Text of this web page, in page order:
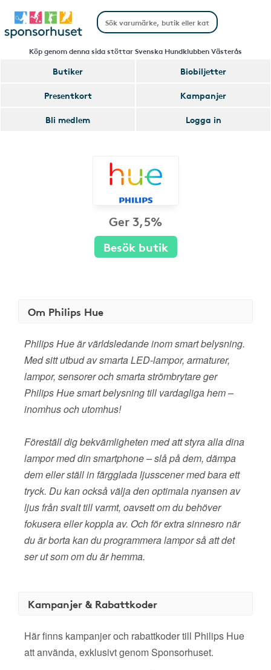
Köp genom denna sida stöttar Svenska Hundklubben Västerås
Butiker
Biobiljetter
Presentkort
Kampanjer
Bli medlem
Logga in
Ger 3,5%
Besök butik
Om Philips Hue
Philips Hue är världsledande inom smart belysning.
Med sitt utbud av smarta LED-lampor, armaturer,
lampor, sensorer och smarta strömbrytare ger
Philips Hue smart belysning till vardagliga hem –
inomhus och utomhus!
Föreställ dig bekvämligheten med att styra alla dina
lampor med din smartphone – slå på dem, dämpa
dem eller ställ in färgglada ljusscener med bara ett
tryck. Du kan också välja den optimala nyansen av
ljus från svalt till varmt, oavsett om du behöver
fokusera eller koppla av. Och för extra sinnesro när
du är borta kan du programmera lampor så att det
ser ut som om du är hemma.
Kampanjer & Rabattkoder
Här finns kampanjer och rabattkoder till Philips Hue
att använda, exklusivt genom Sponsorhuset.